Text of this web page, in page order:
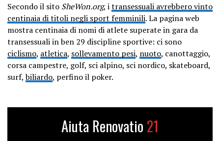
Secondo il sito SheWon.org, itransessuali avrebbero vinto
centinaia di titoli negli sport femminili. La pagina web
mostra centinaia di nomi di atlete superate in gara da
transessuali in ben 29 discipline sportive: ci sono
ciclismo, atletica, sollevamento pesi, nuoto, canottaggio,
corsa campestre, golf, sci alpino, sci nordico, skateboard,
surf,biliardo, perfino il poker.
Aiuta Renovatio 21